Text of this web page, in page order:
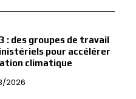
3 : des groupes de travail
pour accélérer
climatique
2026